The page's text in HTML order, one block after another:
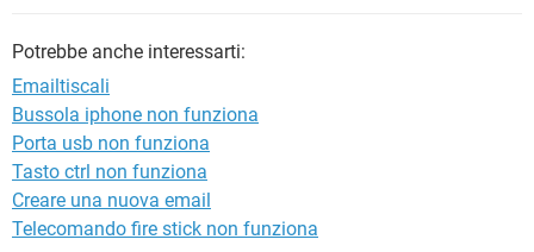
Potrebbe anche interessarti:
Emailtiscali
Bussola iphone non funziona
Porta usb non funziona
Tasto ctrl non funziona
Creare una nuova email
Telecomando fire stick non funziona